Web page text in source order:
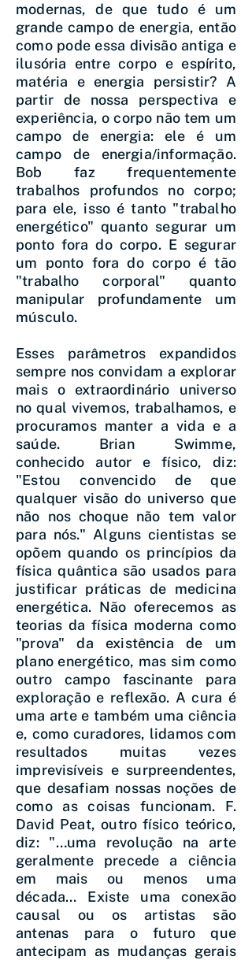
modernas, de que tudo é um
grande campo de energia, então
como pode essa divisão antiga e
ilusória entre corpo e espírito,
matéria e energia persistir? A
partir de nossa perspectiva e
experiência, o corpo não tem um
campo de energia: ele é um
campo de energia/informação.
Bob faz frequentemente
trabalhos profundos no corpo;
para ele, isso é tanto "trabalho
energético" quanto segurar um
ponto fora do corpo. E segurar
um ponto fora do corpo é tão
"trabalho corporal" quanto
manipular profundamente um
músculo.
Esses parâmetros expandidos
sempre nos convidam a explorar
mais o extraordinário universo
no qual vivemos, trabalhamos, e
procuramos manter a vida e a
saúde. Brian Swimme,
conhecido autor e físico, diz:
"Estou convencido de que
qualquer visão do universo que
não nos choque não tem valor
para nós." Alguns cientistas se
opõem quando os princípios da
física quântica são usados para
justificar práticas de medicina
energética. Não oferecemos as
teorias da física moderna como
"prova" da existência de um
plano energético, mas sim como
outro campo fascinante para
exploração e reflexão. A cura é
uma arte e também uma ciência
e, como curadores, lidamos com
resultados muitas vezes
imprevisíveis e surpreendentes,
que desafiam nossas noções de
como as coisas funcionam. F.
David Peat, outro físico teórico,
diz: "…uma revolução na arte
geralmente precede a ciência
em mais ou menos uma
década... Existe uma conexão
causal ou os artistas são
antenas para o futuro que
antecipam as mudanças gerais